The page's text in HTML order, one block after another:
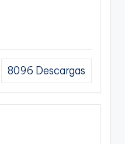
8096 Descargas